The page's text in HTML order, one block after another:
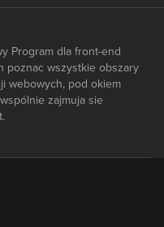
Program dla front-end
poznac wszystkie obszary
webowych, pod okiem
zajmuja sie